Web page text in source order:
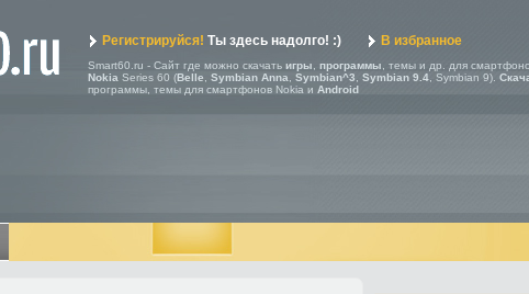
Регистрируйся! Ты здесь надолго! :) В избранное
Smart60.ru - Сайт где можно скачать игры программы , темы и др. для
Nokia Series 60 (Belle Symbian Anna Symbian^3 Symbian 9.4 , Symbian 9).
программы, темы для смартфонов Nokia и Android